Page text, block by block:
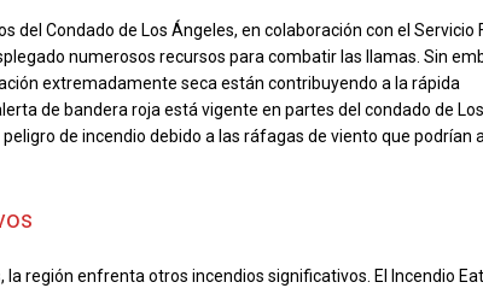
del Condado de Los Ángeles, en colaboración con el Servicio
numerosos recursos para combatir las llamas. Sin
extremadamente seca están contribuyendo a la rápida
de bandera roja está vigente en partes del condado de Los
de incendio debido a las ráfagas de viento que podrían
la región enfrenta otros incendios significativos. El Incendio